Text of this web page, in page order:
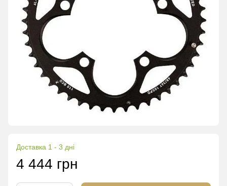
Доставка 1 - 3 дні
4 444 грн